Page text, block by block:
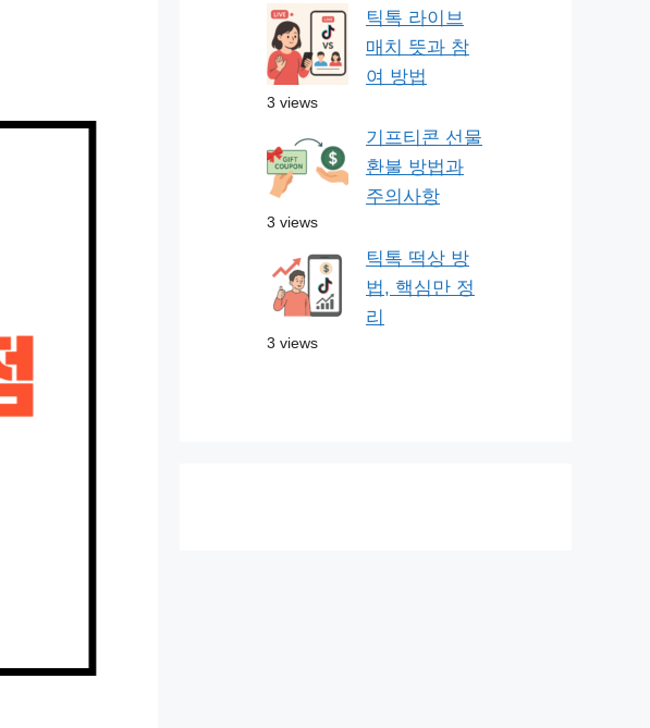
틱톡 라이브
매치 뜻과 참
여 방법
3 views
기프티콘 선물
환불 방법과
주의사항
3 views
틱톡 떡상 방
법, 핵심만 정
리
3 views